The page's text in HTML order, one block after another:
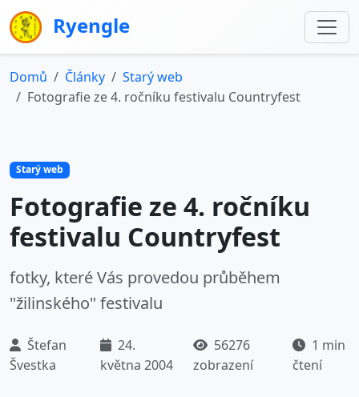
Ryengle
Domů Články
Starý web
Fotografie ze 4. ročníku festivalu Countryfest
Starý web
Fotografie ze 4. ročníku
festivalu Countryfest
fotky, které Vás provedou průběhem
"žilinského" festivalu
Štefan
Švestka
24.
května 2004
56276
zobrazení
1 min
čtení